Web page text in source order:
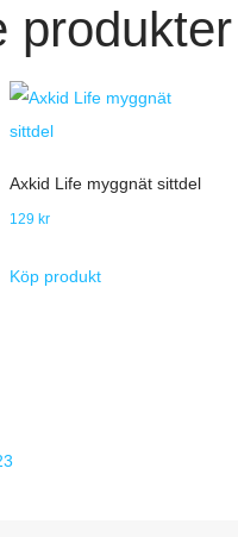
produkter
Axkid Life myggnät sittdel
129 kr
Köp produkt